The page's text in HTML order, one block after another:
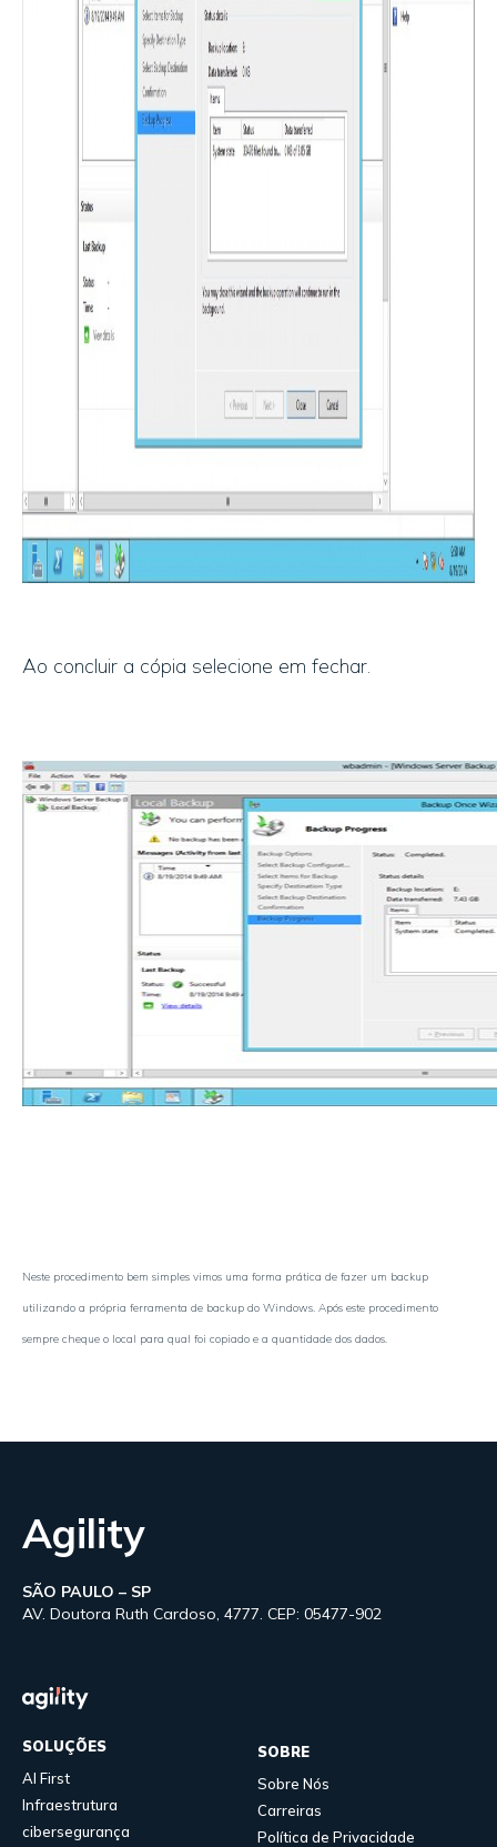
Ao concluir a cópia selecione em fechar.
Neste procedimento bem simples vimos uma forma prática de fazer um backup
utilizando a própria ferramenta de backup do Windows. Após este procedimento
sempre cheque o local para qual foi copiado e a quantidade dos dados.
Agility
SÃO PAULO – SP
AV. Doutora Ruth Cardoso, 4777. CEP: 05477-902
SOLUÇÕES
AI First
Infraestrutura
cibersegurança
SOBRE
Sobre Nós
Carreiras
Política de Privacidade